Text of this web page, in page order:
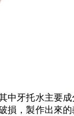
中牙托水主要
損，製作出來